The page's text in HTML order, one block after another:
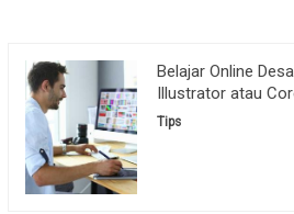
Belajar Online
Illustrator atau
Tips